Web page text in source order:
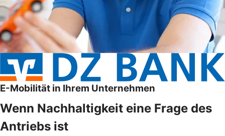
E-Mobilität in Ihrem Unternehmen
Wenn Nachhaltigkeit eine Frage des
Antriebs ist